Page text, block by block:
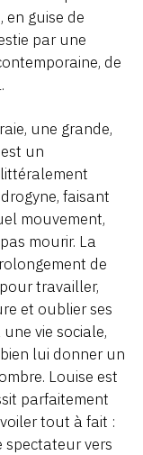
guise de
par une
de
une grande,
un
faisant
mouvement,
mourir. La
de
travailler,
et oublier ses
vie sociale,
lui donner un
Louise est
parfaitement
tout à fait :
spectateur vers